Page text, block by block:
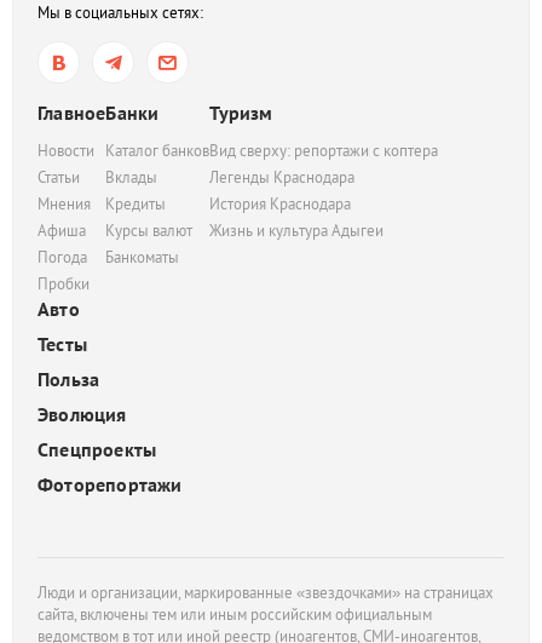
Мы в социальных сетях:
Главное
Новости
Статьи
Мнения
Афиша
Погода
Пробки
Банки
Каталог банков
Вклады
Кредиты
Курсы валют
Банкоматы
Туризм
Вид сверху: репортажи с коптера
Легенды Краснодара
История Краснодара
Жизнь и культура Адыгеи
Авто
Тесты
Польза
Эволюция
Спецпроекты
Фоторепортажи
Люди и организации, маркированные «звездочками» на страницах
сайта, включены тем или иным российским официальным
ведомством в тот или иной реестр (иноагентов, СМИ-иноагентов,